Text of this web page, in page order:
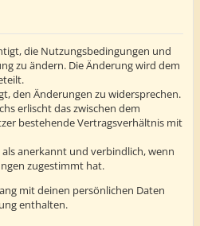
die Nutzungsbedingungen und
zu ändern. Die Änderung wird dem
den Änderungen zu widersprechen.
erlischt das zwischen dem
bestehende Vertragsverhältnis mit
anerkannt und verbindlich, wenn
zugestimmt hat.
mit deinen persönlichen Daten
enthalten.